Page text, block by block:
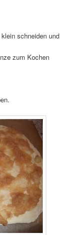
schneiden und
zum Kochen